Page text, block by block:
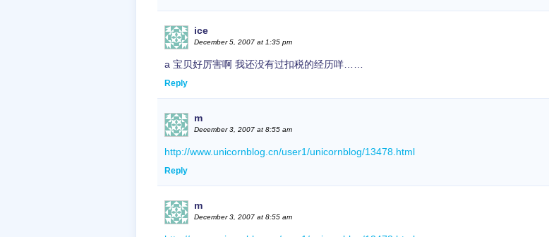
ice
December 5, 2007 at 1:35 pm
a 宝贝好厉害啊 我还没有过扣税的经历咩……
Reply
m
December 3, 2007 at 8:55 am
http://www.unicornblog.cn/user1/unicornblog/13478.html
Reply
m
December 3, 2007 at 8:55 am